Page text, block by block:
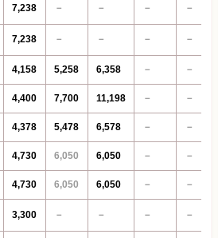
7,238 － － － －
7,238 － － － －
4,158 5,258 6,358 － －
4,400 7,700 11,198 － －
4,378 5,478 6,578 － －
4,730 6,050 6,050 － －
4,730 6,050 6,050 － －
3,300 － － － －